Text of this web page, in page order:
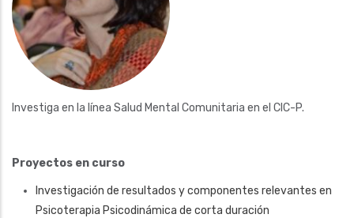
Investiga en la línea Salud Mental Comunitaria en el CIC-P.
Proyectos en curso
Investigación de resultados y componentes relevantes en
Psicoterapia Psicodinámica de corta duración